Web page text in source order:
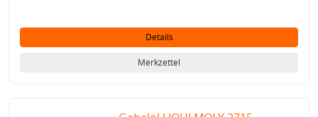
Details
Merkzettel